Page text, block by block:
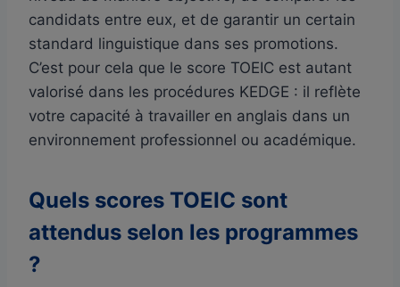
candidats entre eux, et de garantir un certain
standard linguistique dans ses promotions.
C’est pour cela que le score TOEIC est autant
valorisé dans les procédures KEDGE : il reflète
votre capacité à travailler en anglais dans un
environnement professionnel ou académique.
Quels scores TOEIC sont
attendus selon les programmes
?